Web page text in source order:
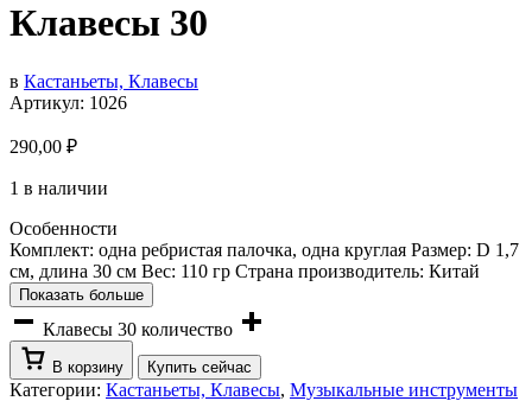
Клавесы 30
в Кастаньеты, Клавесы
Артикул: 1026
290,00 ₽
1 в наличии
Особенности
Комплект: одна ребристая палочка, одна круглая Размер: D 1,7
см, длина 30 см Вес: 110 гр Страна производитель: Китай
Показать больше
Клавесы 30 количество
В корзину Купить сейчас
Категории: Кастаньеты, Клавесы, Музыкальные инструменты